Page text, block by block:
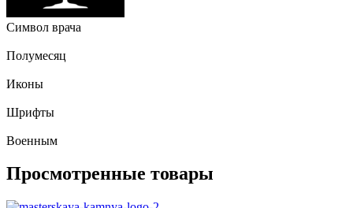
Символ врача
Полумесяц
Иконы
Шрифты
Военным
Просмотренные товары